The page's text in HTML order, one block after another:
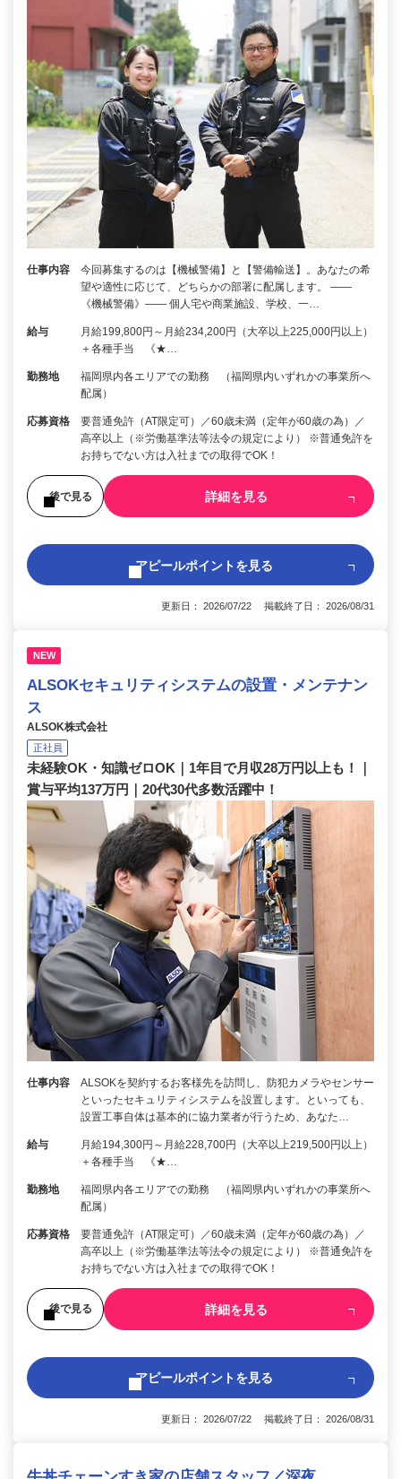
仕事内容
今回募集するのは【機械警備】と【警備輸送】。あなたの希
望や適性に応じて、どちらかの部署に配属します。 ――
《機械警備》―― 個人宅や商業施設、学校、一…
給与
月給199,800円～月給234,200円（大卒以上225,000円以上）
＋各種手当 《★…
勤務地
福岡県内各エリアでの勤務 （福岡県内いずれかの事業所へ
配属）
応募資格
要普通免許（AT限定可）／60歳未満（定年が60歳の為）／
高卒以上（※労働基準法等法令の規定により） ※普通免許を
お持ちでない方は入社までの取得でOK！
後で見る 詳細を見る
アピールポイントを見る
更新日： 2026/07/22 掲載終了日： 2026/08/31
NEW
ALSOKセキュリティシステムの設置・メンテナン
ス
ALSOK株式会社
正社員
未経験OK・知識ゼロOK｜1年目で月収28万円以上も！｜
賞与平均137万円｜20代30代多数活躍中！
仕事内容
ALSOKを契約するお客様先を訪問し、防犯カメラやセンサー
といったセキュリティシステムを設置します。といっても、
設置工事自体は基本的に協力業者が行うため、あなた…
給与
月給194,300円～月給228,700円（大卒以上219,500円以上）
＋各種手当 《★…
勤務地
福岡県内各エリアでの勤務 （福岡県内いずれかの事業所へ
配属）
応募資格
要普通免許（AT限定可）／60歳未満（定年が60歳の為）／
高卒以上（※労働基準法等法令の規定により） ※普通免許を
お持ちでない方は入社までの取得でOK！
後で見る 詳細を見る
アピールポイントを見る
更新日： 2026/07/22 掲載終了日： 2026/08/31